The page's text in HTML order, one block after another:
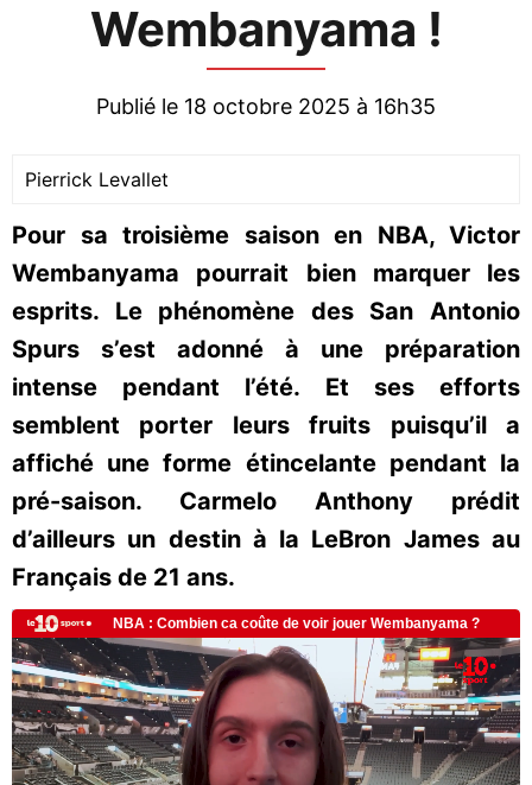
Wembanyama !
Publié le 18 octobre 2025 à 16h35
Pierrick Levallet
Pour sa troisième saison en NBA, Victor
Wembanyama pourrait bien marquer les
esprits. Le phénomène des San Antonio
Spurs s’est adonné à une préparation
intense pendant l’été. Et ses efforts
semblent porter leurs fruits puisqu’il a
affiché une forme étincelante pendant la
pré-saison. Carmelo Anthony prédit
d’ailleurs un destin à la LeBron James au
Français de 21 ans.